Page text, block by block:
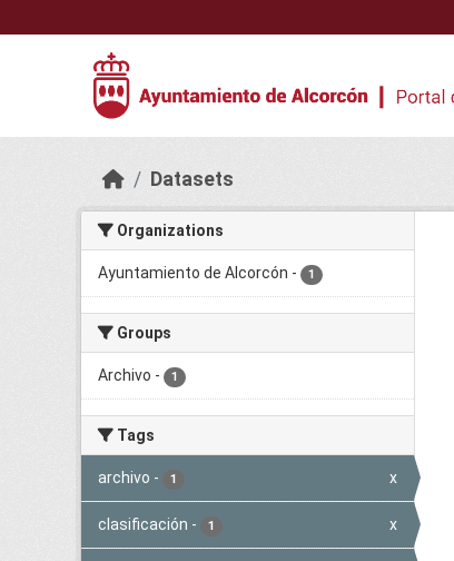
Datasets
Organizations
Ayuntamiento de Alcorcón - 1
Groups
Archivo - 1
Tags
archivo - 1 x
clasificación - 1 x